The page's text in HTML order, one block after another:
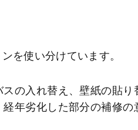
を使い分けています。
の入れ替え、壁紙の貼り
年劣化した部分の補修の